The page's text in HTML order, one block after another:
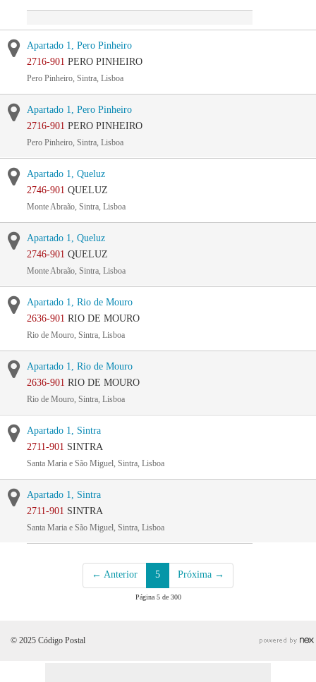
Apartado 1, Pero Pinheiro
2716-901 PERO PINHEIRO
Pero Pinheiro, Sintra, Lisboa
Apartado 1, Pero Pinheiro
2716-901 PERO PINHEIRO
Pero Pinheiro, Sintra, Lisboa
Apartado 1, Queluz
2746-901 QUELUZ
Monte Abraão, Sintra, Lisboa
Apartado 1, Queluz
2746-901 QUELUZ
Monte Abraão, Sintra, Lisboa
Apartado 1, Rio de Mouro
2636-901 RIO DE MOURO
Rio de Mouro, Sintra, Lisboa
Apartado 1, Rio de Mouro
2636-901 RIO DE MOURO
Rio de Mouro, Sintra, Lisboa
Apartado 1, Sintra
2711-901 SINTRA
Santa Maria e São Miguel, Sintra, Lisboa
Apartado 1, Sintra
2711-901 SINTRA
Santa Maria e São Miguel, Sintra, Lisboa
← Anterior 5 Próxima →
Página 5 de 300
© 2025 Código Postal